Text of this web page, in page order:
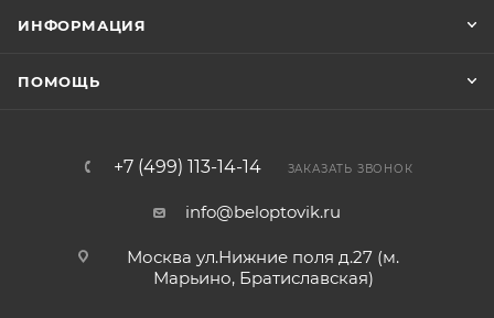
ИНФОРМАЦИЯ
ПОМОЩЬ
+7 (499) 113-14-14 ЗАКАЗАТЬ ЗВОНОК
info@beloptovik.ru
Москва ул.Нижние поля д.27 (м.
Марьино, Братиславская)